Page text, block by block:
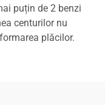
puțin de 2 benzi
centurilor nu
plăcilor.